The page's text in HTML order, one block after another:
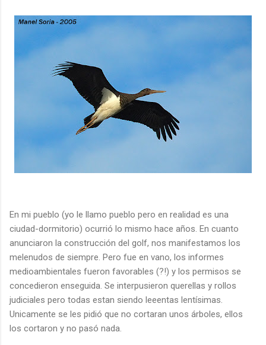
En mi pueblo (yo le llamo pueblo pero en realidad es una
ciudad-dormitorio) ocurrió lo mismo hace años. En cuanto
anunciaron la construcción del golf, nos manifestamos los
melenudos de siempre. Pero fue en vano, los informes
medioambientales fueron favorables (?!) y los permisos se
concedieron enseguida. Se interpusieron querellas y rollos
judiciales pero todas estan siendo leeentas lentísimas.
Unicamente se les pidió que no cortaran unos árboles, ellos
los cortaron y no pasó nada.